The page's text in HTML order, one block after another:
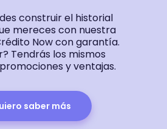
construir el historial
mereces con nuestra
Now con garantía.
Tendrás los mismos
y ventajas.
saber más